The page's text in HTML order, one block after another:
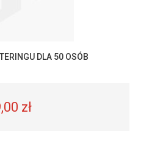
DLA 50 OSÓB
zł